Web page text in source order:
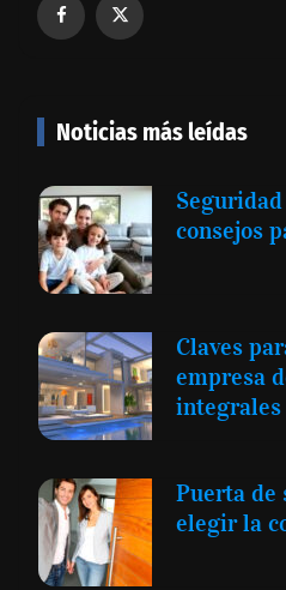
Noticias más leídas
consejos
Claves
empresa
integrales
Puerta de
elegir la